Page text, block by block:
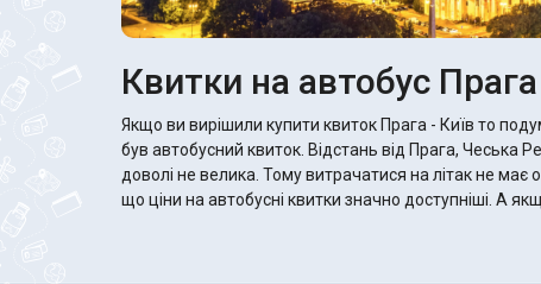
Квитки на автобус Прага
Якщо ви вирішили купити квиток Прага - Київ то
був автобусний квиток. Відстань від Прага, Чеська
доволі не велика. Тому витрачатися на літак не має
що ціни на автобусні квитки значно доступніші. А якщо автобус хороший, то там